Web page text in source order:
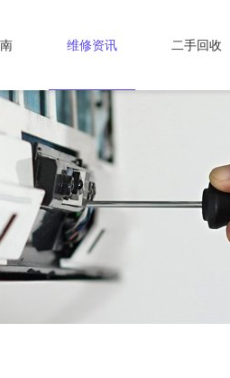
维修资讯 二手回收